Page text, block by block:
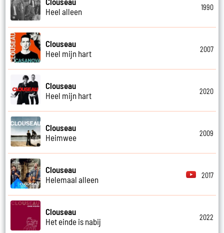
Heel alleen
1990
Clouseau
Heel mijn hart
2007
Clouseau
Heel mijn hart
2020
Clouseau
Heimwee
2009
Clouseau
Helemaal alleen
2017
Clouseau
Het einde is nabij
2022